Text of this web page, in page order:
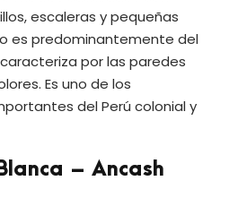
escaleras y pequeñas
es predominantemente del
por las paredes
Es uno de los
del Perú colonial y
– Ancash